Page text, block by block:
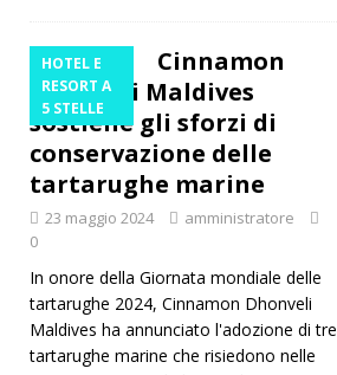
2025 ]
Festeggia
Capodann
o al
Vakkaru
HOTEL E
RESORT A
5 STELLE
Cinnamon
Dhonveli Maldives
sostiene gli sforzi di
conservazione delle
tartarughe marine
23 maggio 2024
amministratore
0
In onore della Giornata mondiale delle
tartarughe 2024, Cinnamon Dhonveli
Maldives ha annunciato l'adozione di tre
tartarughe marine che risiedono nelle